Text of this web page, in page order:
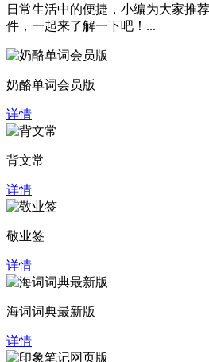
日常生活中的便捷，小编为大家推
件，一起来了解一下吧！...
奶酪单词会员版
详情
背文常
详情
敬业签
详情
海词词典最新版
详情